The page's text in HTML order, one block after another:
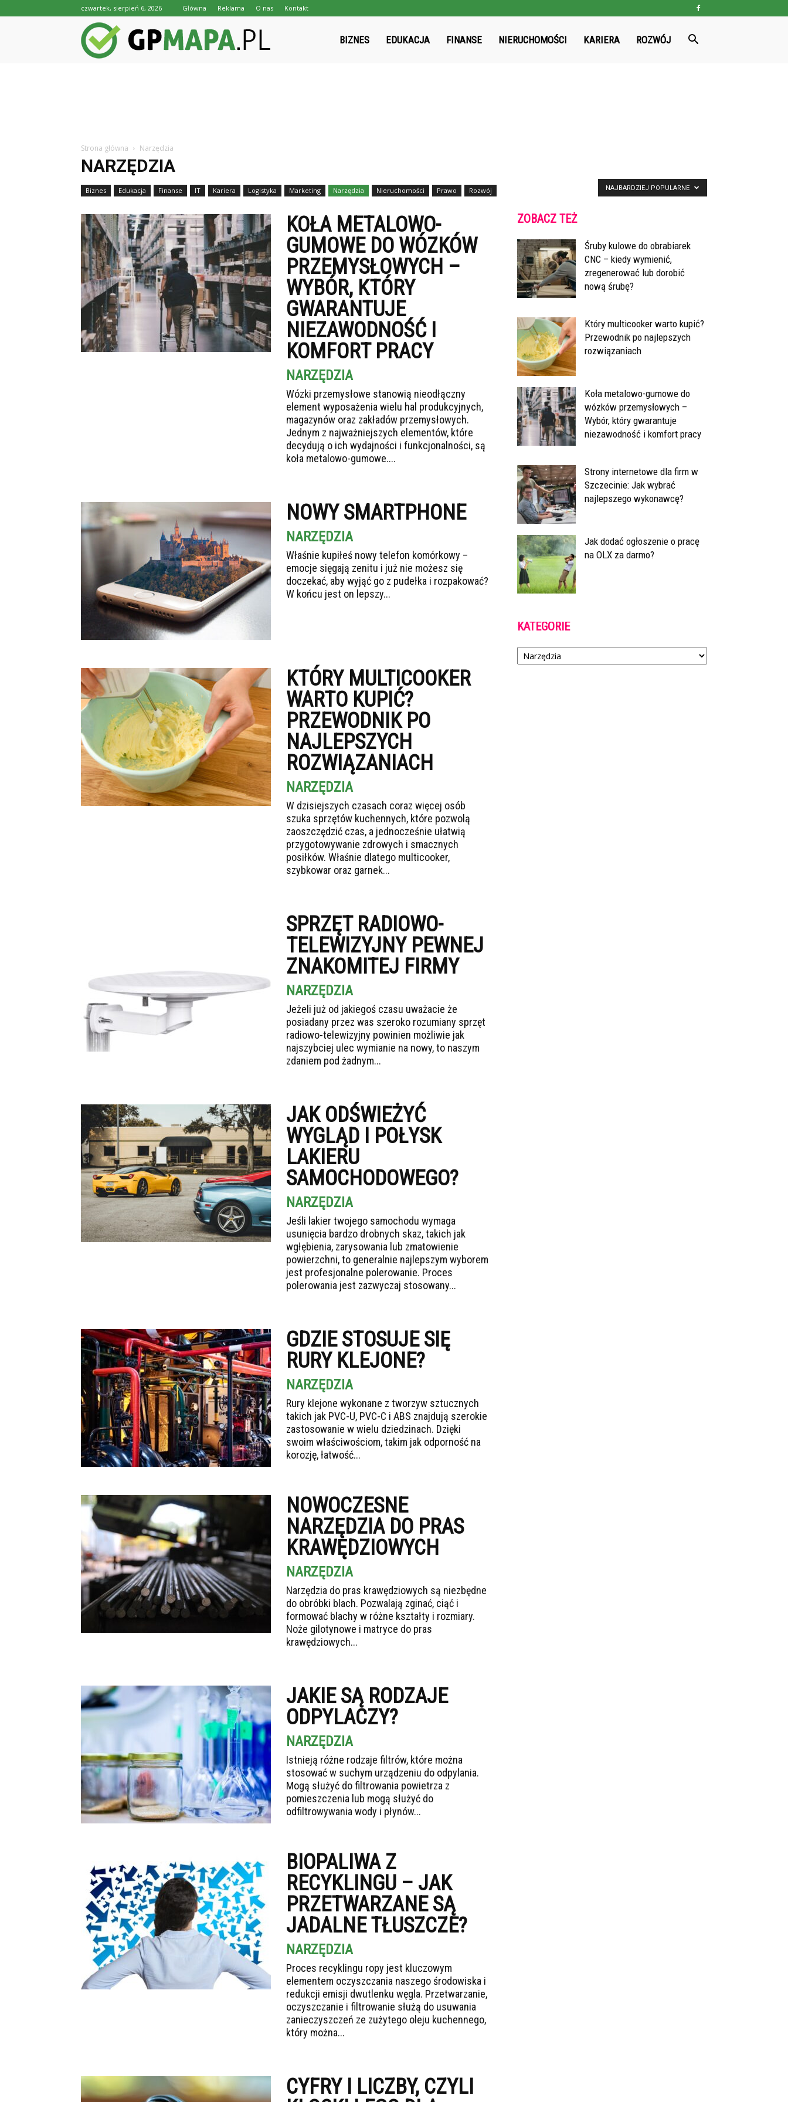
czwartek, sierpień 6, 2026 Główna Reklama O nas Kontakt
BIZNES EDUKACJA FINANSE NIERUCHOMOŚCI KARIERA ROZWÓJ
Strona główna Narzędzia
NARZĘDZIA
Biznes Edukacja Finanse IT Kariera Logistyka Marketing Narzędzia Nieruchomości Prawo Rozwój NAJBARDZIEJ POPULARNE
KOŁA METALOWO-
GUMOWE DO WÓZKÓW
PRZEMYSŁOWYCH –
WYBÓR, KTÓRY
GWARANTUJE
NIEZAWODNOŚĆ I
KOMFORT PRACY
NARZĘDZIA
Wózki przemysłowe stanowią nieodłączny
element wyposażenia wielu hal produkcyjnych,
magazynów oraz zakładów przemysłowych.
Jednym z najważniejszych elementów, które
decydują o ich wydajności i funkcjonalności, są
koła metalowo-gumowe....
NOWY SMARTPHONE
NARZĘDZIA
Właśnie kupiłeś nowy telefon komórkowy –
emocje sięgają zenitu i już nie możesz się
doczekać, aby wyjąć go z pudełka i rozpakować?
W końcu jest on lepszy...
KTÓRY MULTICOOKER
WARTO KUPIĆ?
PRZEWODNIK PO
NAJLEPSZYCH
ROZWIĄZANIACH
NARZĘDZIA
W dzisiejszych czasach coraz więcej osób
szuka sprzętów kuchennych, które pozwolą
zaoszczędzić czas, a jednocześnie ułatwią
przygotowywanie zdrowych i smacznych
posiłków. Właśnie dlatego multicooker,
szybkowar oraz garnek...
SPRZĘT RADIOWO-
TELEWIZYJNY PEWNEJ
ZNAKOMITEJ FIRMY
NARZĘDZIA
Jeżeli już od jakiegoś czasu uważacie że
posiadany przez was szeroko rozumiany sprzęt
radiowo-telewizyjny powinien możliwie jak
najszybciej ulec wymianie na nowy, to naszym
zdaniem pod żadnym...
JAK ODŚWIEŻYĆ
WYGLĄD I POŁYSK
LAKIERU
SAMOCHODOWEGO?
NARZĘDZIA
Jeśli lakier twojego samochodu wymaga
usunięcia bardzo drobnych skaz, takich jak
wgłębienia, zarysowania lub zmatowienie
powierzchni, to generalnie najlepszym wyborem
jest profesjonalne polerowanie. Proces
polerowania jest zazwyczaj stosowany...
GDZIE STOSUJE SIĘ
RURY KLEJONE?
NARZĘDZIA
Rury klejone wykonane z tworzyw sztucznych
takich jak PVC-U, PVC-C i ABS znajdują szerokie
zastosowanie w wielu dziedzinach. Dzięki
swoim właściwościom, takim jak odporność na
korozję, łatwość...
NOWOCZESNE
NARZĘDZIA DO PRAS
KRAWĘDZIOWYCH
NARZĘDZIA
Narzędzia do pras krawędziowych są niezbędne
do obróbki blach. Pozwalają zginać, ciąć i
formować blachy w różne kształty i rozmiary.
Noże gilotynowe i matryce do pras
krawędziowych...
JAKIE SĄ RODZAJE
ODPYLACZY?
NARZĘDZIA
Istnieją różne rodzaje filtrów, które można
stosować w suchym urządzeniu do odpylania.
Mogą służyć do filtrowania powietrza z
pomieszczenia lub mogą służyć do
odfiltrowywania wody i płynów...
BIOPALIWA Z
RECYKLINGU – JAK
PRZETWARZANE SĄ
JADALNE TŁUSZCZE?
NARZĘDZIA
Proces recyklingu ropy jest kluczowym
elementem oczyszczania naszego środowiska i
redukcji emisji dwutlenku węgla. Przetwarzanie,
oczyszczanie i filtrowanie służą do usuwania
zanieczyszczeń ze zużytego oleju kuchennego,
który można...
CYFRY I LICZBY, CZYLI
ZOBACZ TEŻ
Śruby kulowe do obrabiarek
CNC – kiedy wymienić,
zregenerować lub dorobić
nową śrubę?
Który multicooker warto kupić?
Przewodnik po najlepszych
rozwiązaniach
Koła metalowo-gumowe do
wózków przemysłowych –
Wybór, który gwarantuje
niezawodność i komfort pracy
Strony internetowe dla firm w
Szczecinie: Jak wybrać
najlepszego wykonawcę?
Jak dodać ogłoszenie o pracę
na OLX za darmo?
KATEGORIE
Kategorie